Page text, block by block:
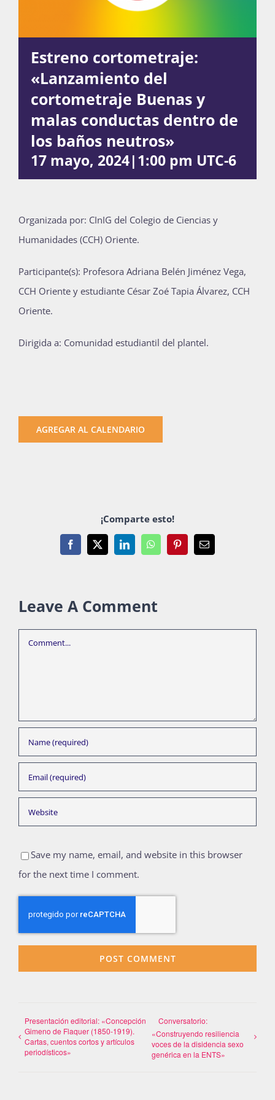
La Boletina
Blog
Súmate
Publicaciones
Bienvenida generación 2027-1
Estreno cortometraje:
«Lanzamiento del
cortometraje Buenas y
malas conductas dentro de
los baños neutros»
17 mayo, 2024|1:00 pm UTC-6
Organizada por: CInIG del Colegio de Ciencias y
Humanidades (CCH) Oriente.
Participante(s): Profesora Adriana Belén Jiménez Vega,
CCH Oriente y estudiante César Zoé Tapia Álvarez, CCH
Oriente.
Dirigida a: Comunidad estudiantil del plantel.
AGREGAR AL CALENDARIO
¡Comparte esto!
Facebook
X LinkedInWhatsAppPinterestEmail
Leave A Comment
Comment
Save my name, email, and website in this browser
for the next time I comment.
Presentación editorial: «Concepción
Gimeno de Flaquer (1850-1919).
Cartas, cuentos cortos y artículos
periodísticos»
Conversatorio:
«Construyendo resiliencia
voces de la disidencia sexo
genérica en la ENTS»